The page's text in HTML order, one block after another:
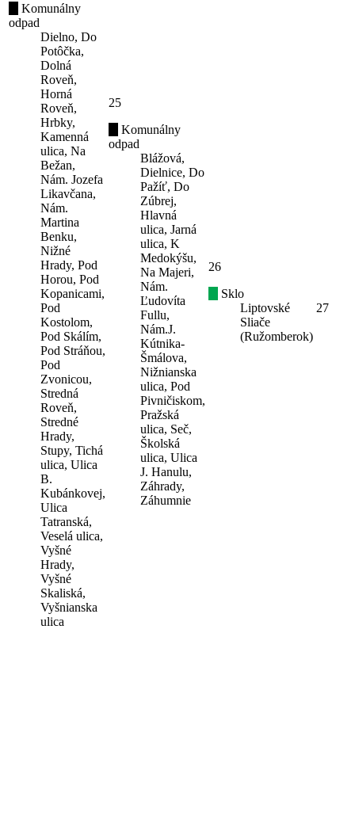
Komunálny
odpad
Dielno, Do
Potôčka,
Dolná
Roveň,
Horná
Roveň,
Hrbky,
Kamenná
ulica, Na
Bežan,
Nám. Jozefa
Likavčana,
Nám.
Martina
Benku,
Nižné
Hrady, Pod
Horou, Pod
Kopanicami,
Pod
Kostolom,
Pod Skálím,
Pod Stráňou,
Pod
Zvonicou,
Stredná
Roveň,
Stredné
Hrady,
Stupy, Tichá
ulica, Ulica
B.
Kubánkovej,
Ulica
Tatranská,
Veselá ulica,
Vyšné
Hrady,
Vyšné
Skaliská,
Vyšnianska
ulica
25
Komunálny
odpad
Blážová,
Dielnice, Do
Pažíť, Do
Zúbrej,
Hlavná
ulica, Jarná
ulica, K
Medokýšu,
Na Majeri,
Nám.
Ľudovíta
Fullu,
Nám.J.
Kútnika-
Šmálova,
Nižnianska
ulica, Pod
Pivničiskom,
Pražská
ulica, Seč,
Školská
ulica, Ulica
J. Hanulu,
Záhrady,
Záhumnie
26
Sklo
Liptovské
Sliače
(Ružomberok)
27